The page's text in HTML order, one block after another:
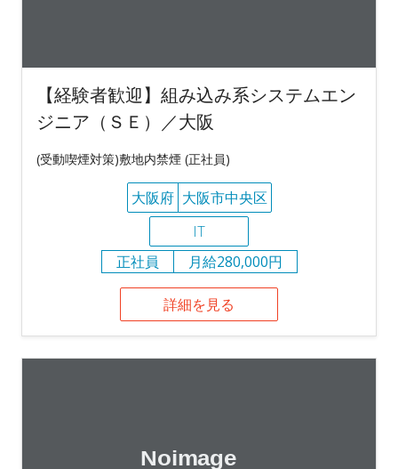
【経験者歓迎】組み込み系システムエン
ジニア（ＳＥ）／大阪
(受動喫煙対策)敷地内禁煙 (正社員)
大阪府 大阪市中央区
IT
正社員
月給280,000円
詳細を見る